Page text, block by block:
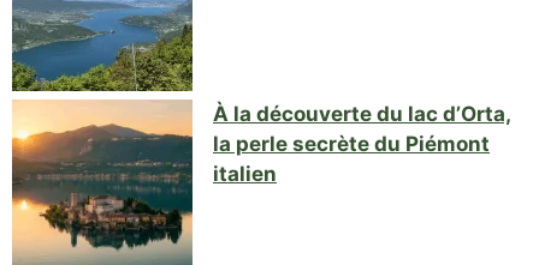
À la découverte du lac d’Orta,
la perle secrète du Piémont
italien